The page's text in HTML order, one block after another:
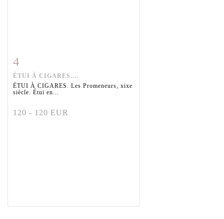
4
ÉTUI À CIGARES....
ÉTUI À CIGARES. Les Promeneurs, xixe
siècle. Étui en...
120 - 120 EUR